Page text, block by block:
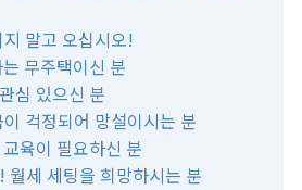
말고 오십시오!
무주택이신 분
심 있으신 분
걱정되어 망설이시는 분
육이 필요하신 분
월세 세팅을 희망하시는 분